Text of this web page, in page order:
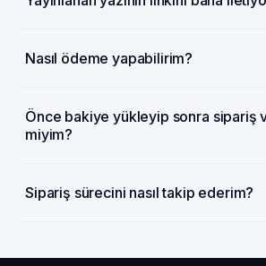
Nasıl ödeme yapabilirim?
Önce bakiye yükleyip sonra sipariş
miyim?
Sipariş sürecini nasıl takip ederim?